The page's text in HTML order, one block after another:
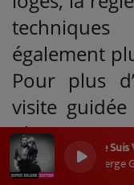
Je Suis Venu
Serge
0
également
Pour plus
visite
place, vous
tourisme